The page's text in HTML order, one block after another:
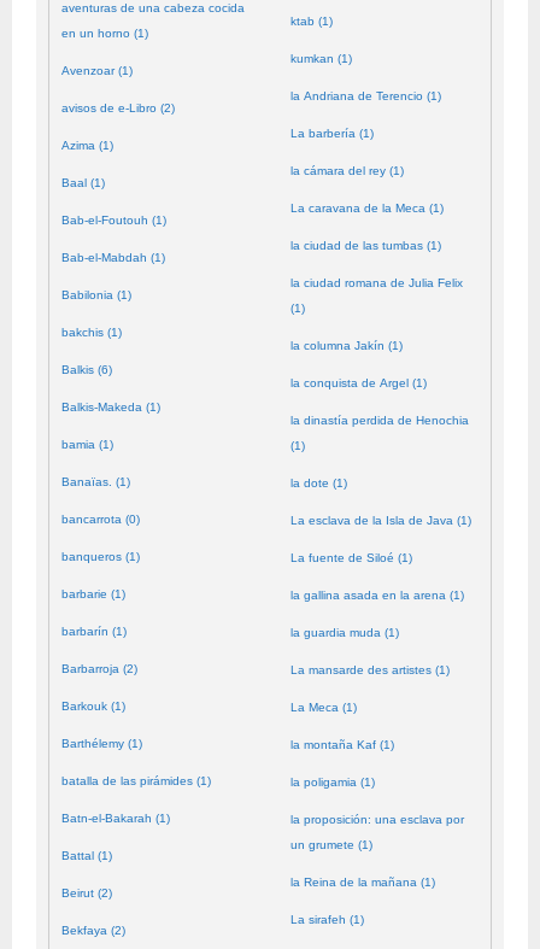
aventuras de una cabeza cocida
en un horno (1)
Avenzoar (1)
avisos de e-Libro (2)
Azima (1)
Baal (1)
Bab-el-Foutouh (1)
Bab-el-Mabdah (1)
Babilonia (1)
bakchis (1)
Balkis (6)
Balkis-Makeda (1)
bamia (1)
Banaïas. (1)
bancarrota (0)
banqueros (1)
barbarie (1)
barbarín (1)
Barbarroja (2)
Barkouk (1)
Barthélemy (1)
batalla de las pirámides (1)
Batn-el-Bakarah (1)
Battal (1)
Beirut (2)
Bekfaya (2)
ktab (1)
kumkan (1)
la Andriana de Terencio (1)
La barbería (1)
la cámara del rey (1)
La caravana de la Meca (1)
la ciudad de las tumbas (1)
la ciudad romana de Julia Felix
(1)
la columna Jakín (1)
la conquista de Argel (1)
la dinastía perdida de Henochia
(1)
la dote (1)
La esclava de la Isla de Java (1)
La fuente de Siloé (1)
la gallina asada en la arena (1)
la guardia muda (1)
La mansarde des artistes (1)
La Meca (1)
la montaña Kaf (1)
la poligamia (1)
la proposición: una esclava por
un grumete (1)
la Reina de la mañana (1)
La sirafeh (1)